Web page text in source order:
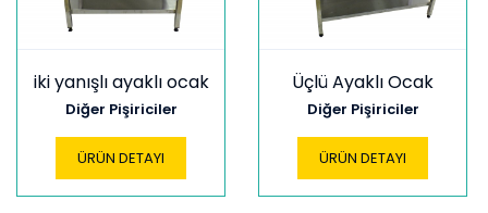
iki yanışlı ayaklı ocak
Diğer Pişiriciler
ÜRÜN DETAYI
Üçlü Ayaklı Ocak
Diğer Pişiriciler
ÜRÜN DETAYI